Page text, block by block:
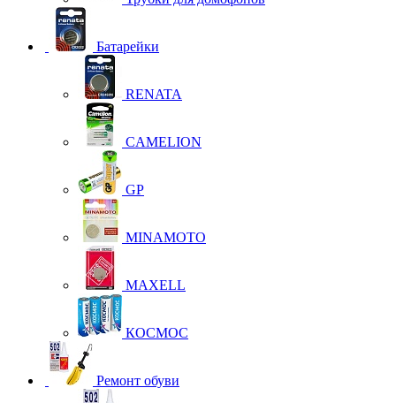
Батарейки
RENATA
CAMELION
GP
MINAMOTO
MAXELL
КОСМОС
Ремонт обуви